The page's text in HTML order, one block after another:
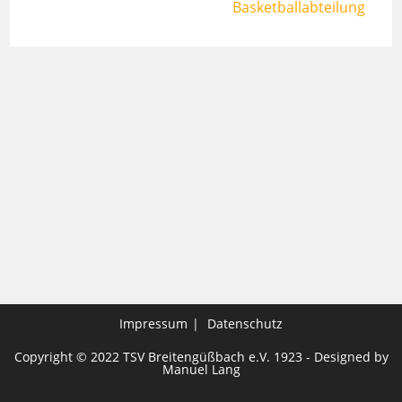
Basketballabteilung
Impressum
Datenschutz
Copyright © 2022 TSV Breitengüßbach e.V. 1923 - Designed by
Manuel Lang